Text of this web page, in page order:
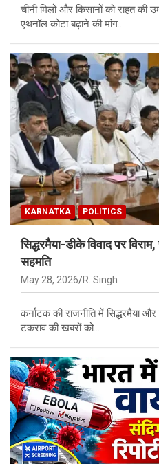
चीनी मिलों और किसानों को राहत
एथनॉल कोटा बढ़ाने की मांग…
KARNATKA POLITICS
सिद्धरमैया-डीके विवाद पर
सहमति
May 28, 2026 R. Singh
कर्नाटक की राजनीति में सिद्धरमैया
टकराव की खबरों को…